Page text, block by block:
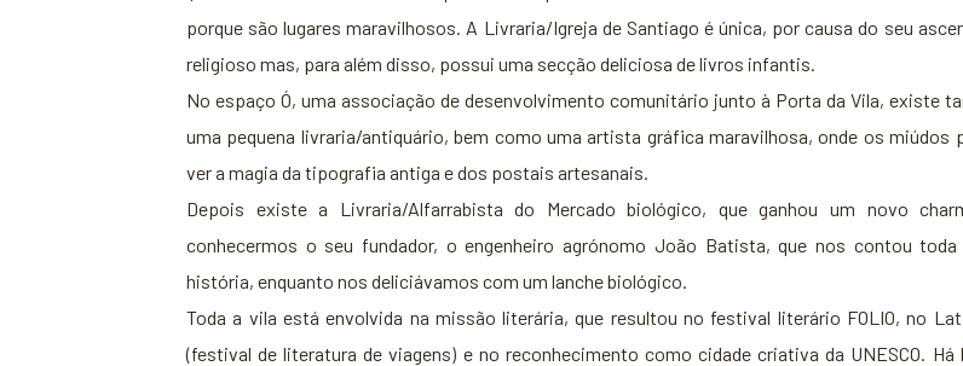
porque são lugares maravilhosos. A Livraria/Igreja de Santiago é única, por causa do seu
religioso mas, para além disso, possui uma secção deliciosa de livros infantis.
No espaço Ó, uma associação de desenvolvimento comunitário junto à Porta da Vila, existe
uma pequena livraria/antiquário, bem como uma artista gráfica maravilhosa, onde os miúdos
ver a magia da tipografia antiga e dos postais artesanais.
Depois existe a Livraria/Alfarrabista do Mercado biológico, que ganhou um novo
conhecermos o seu fundador, o engenheiro agrónomo João Batista, que nos contou toda
história, enquanto nos deliciávamos com um lanche biológico.
Toda a vila está envolvida na missão literária, que resultou no festival literário FOLIO, no
(festival de literatura de viagens) e no reconhecimento como cidade criativa da UNESCO. Há